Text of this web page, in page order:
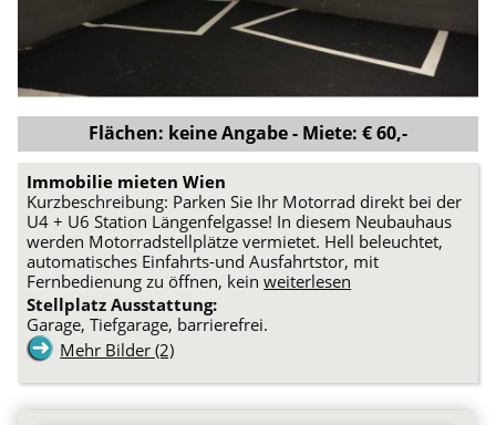
Flächen: keine Angabe - Miete: € 60,-
Immobilie mieten Wien
Kurzbeschreibung: Parken Sie Ihr Motorrad direkt bei der
U4 + U6 Station Längenfelgasse! In diesem Neubauhaus
werden Motorradstellplätze vermietet. Hell beleuchtet,
automatisches Einfahrts-und Ausfahrtstor, mit
Fernbedienung zu öffnen, keinweiterlesen
Stellplatz Ausstattung:
Garage, Tiefgarage, barrierefrei.
Mehr Bilder (2)